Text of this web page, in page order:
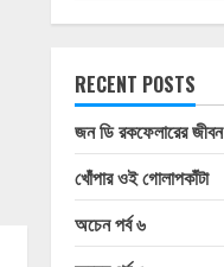
RECENT POSTS
জন ডি রকফেলারের জীবন
খোঁপার ওই গোলাপকাঁটা
অচেন পর্ব ৬